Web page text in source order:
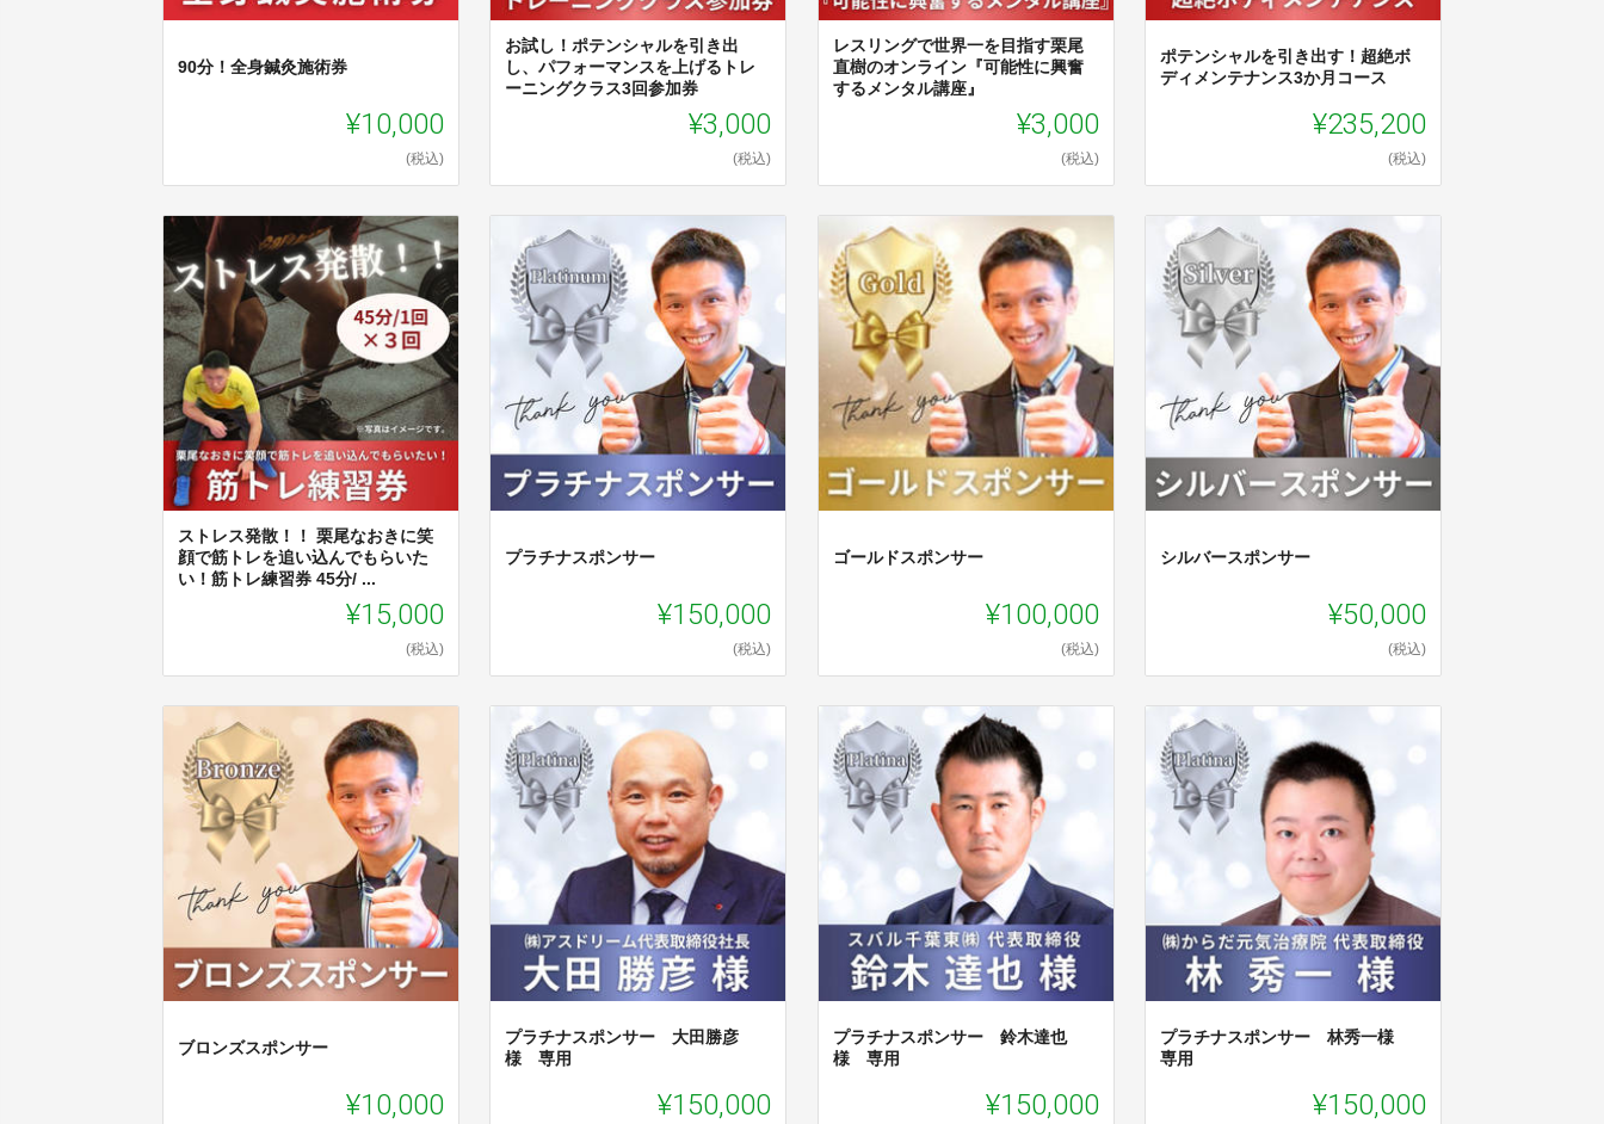
90分！全身鍼灸施術券
¥10,000
(税込)
お試し！ポテンシャルを引き出
し、パフォーマンスを上げるトレ
ーニングクラス3回参加券
¥3,000
(税込)
レスリングで世界一を目指す栗尾
直樹のオンライン『可能性に興奮
するメンタル講座』
¥3,000
(税込)
ポテンシャルを引き出す！超絶ボ
ディメンテナンス3か月コース
¥235,200
(税込)
ストレス発散！！ 栗尾なおきに笑
顔で筋トレを追い込んでもらいた
い！筋トレ練習券 45分/ ...
¥15,000
(税込)
プラチナスポンサー
¥150,000
(税込)
ゴールドスポンサー
¥100,000
(税込)
シルバースポンサー
¥50,000
(税込)
ブロンズスポンサー
¥10,000
プラチナスポンサー 大田勝彦
様 専用
¥150,000
プラチナスポンサー 鈴木達也
様 専用
¥150,000
プラチナスポンサー 林秀一様
専用
¥150,000